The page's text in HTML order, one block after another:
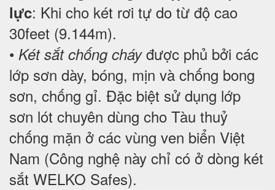
lực: Khi cho két rơi tự do từ độ cao
30feet (9.144m).
• Két sắt chống cháyđược phủ bởi các
lớp sơn dày, bóng, mịn và chống bong
sơn, chống gỉ. Đặc biệt sử dụng lớp
sơn lót chuyên dùng cho Tàu thuỷ
chống mặn ở các vùng ven biển Việt
Nam (Công nghệ này chỉ có ở dòng két
sắt WELKO Safes).